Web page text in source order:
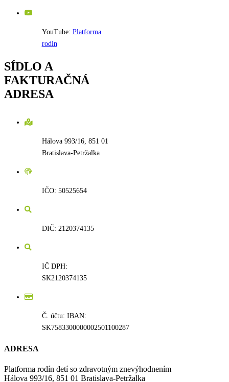
YouTube: Platforma
rodin
SÍDLO A
FAKTURAČNÁ
ADRESA
Hálova 993/16, 851 01
Bratislava-Petržalka
IČO: 50525654
DIČ: 2120374135
IČ DPH:
SK2120374135
Č. účtu: IBAN:
SK7583300000002501100287
ADRESA
Platforma rodín detí so zdravotným znevýhodnením
Hálova 993/16, 851 01 Bratislava-Petržalka